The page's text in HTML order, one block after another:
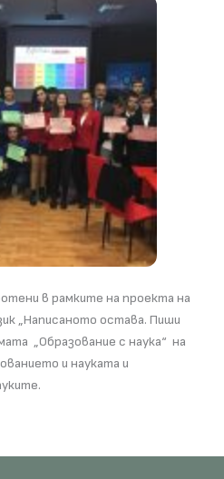
в рамките на проекта на
„Написаното остава. Пиши
„Образование с наука“ на
и науката и